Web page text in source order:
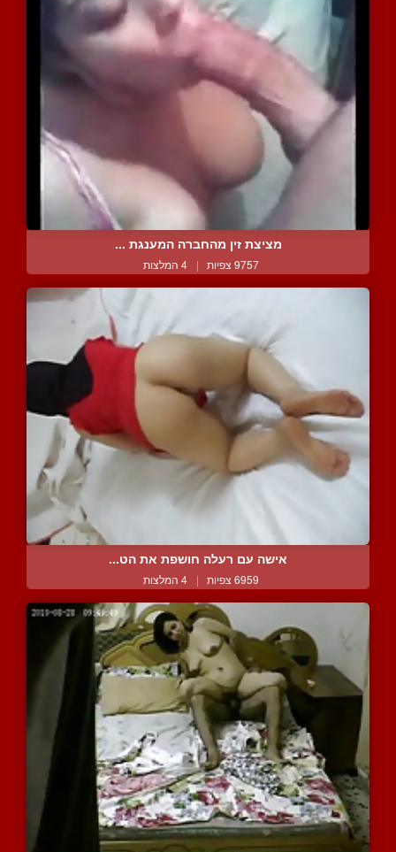
מציצת זין מהחברה המענגת ...
9757 צפיות | 4 המלצות
אישה עם רעלה חושפת את הט...
6959 צפיות | 4 המלצות